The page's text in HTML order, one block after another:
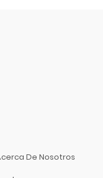
De Nosotros